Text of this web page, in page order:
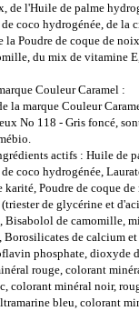
de l'Huile de palme
coco hydrogénée, de la
la Poudre de coque de
du mix de vitamine
Couleur Caramel :
la marque Couleur
No 118 - Gris foncé,
actifs : Huile de
coco hydrogénée,
karité, Poudre de coque
de glycérine et
Bisabolol de camomille,
Borosilicates de calcium
phosphate, dioxyde
rouge, colorant
colorant minéral noir,
bleu, colorant